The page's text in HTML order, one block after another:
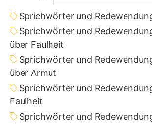
Sprichwörter und
Sprichwörter und
über Faulheit
Sprichwörter und
über Armut
Sprichwörter und
Faulheit
Sprichwörter und